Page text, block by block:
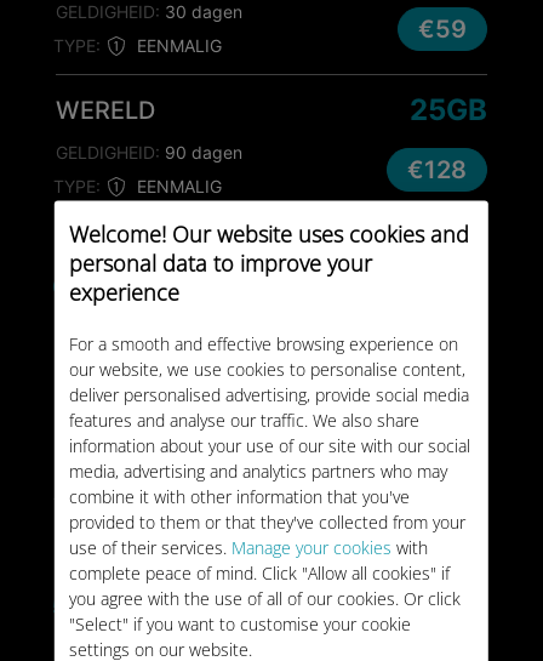
Welcome! Our website uses cookies and
personal data to improve your
experience
For a smooth and effective browsing experience on
our website, we use cookies to personalise content,
deliver personalised advertising, provide social media
features and analyse our traffic. We also share
information about your use of our site with our social
media, advertising and analytics partners who may
combine it with other information that you've
provided to them or that they've collected from your
use of their services. Manage your cookies with
complete peace of mind. Click "Allow all cookies" if
you agree with the use of all of our cookies. Or click
"Select" if you want to customise your cookie
settings on our website.
TYPE: EENMALIG
GELDIGHEID: 30 dagen
€59
WERELD
TYPE: EENMALIG
25GB
GELDIGHEID: 90 dagen
€128
WERELD
TYPE: MAANDELIJKS
Onbeperkt
€140/maand
WERELD
TYPE: EENMALIG
50GB
GELDIGHEID:180 dagen
€188
WERELD 60GB
5GB /maand
GELDIGHEID: 12 maanden